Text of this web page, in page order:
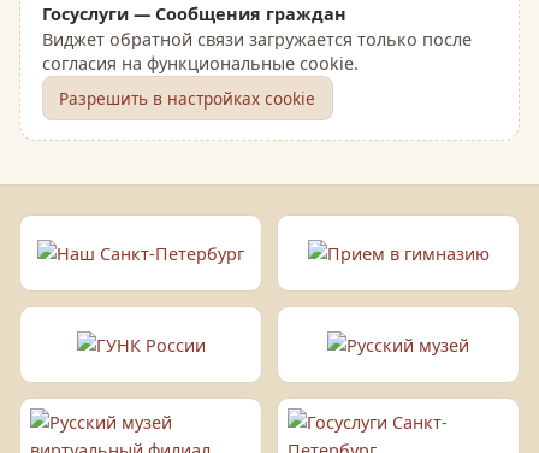
Госуслуги — Сообщения граждан
Виджет обратной связи загружается только после
согласия на функциональные cookie.
Разрешить в настройках cookie